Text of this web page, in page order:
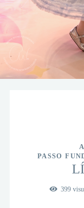
PASSO
399